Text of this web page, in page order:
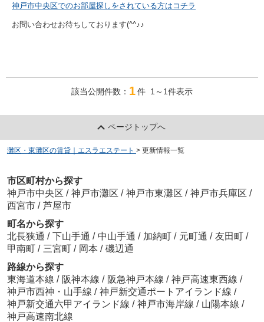
神戸市中央区でのお部屋探しをされている方はコチラ
お問い合わせお待ちしております(^^♪♪
該当公開件数： 1件 1～1件表示
ページトップへ
灘区・東灘区の賃貸｜エスラエステート > 更新情報一覧
市区町村から探す
神戸市中央区 / 神戸市灘区 / 神戸市東灘区 / 神戸市兵庫区 /
西宮市 / 芦屋市
町名から探す
北長狭通 / 下山手通 / 中山手通 / 加納町 / 元町通 / 友田町 /
甲南町 / 三宮町 / 岡本 / 磯辺通
路線から探す
東海道本線 / 阪神本線 / 阪急神戸本線 / 神戸高速東西線 /
神戸市西神・山手線 / 神戸新交通ポートアイランド線 /
神戸新交通六甲アイランド線 / 神戸市海岸線 / 山陽本線 /
神戸高速南北線